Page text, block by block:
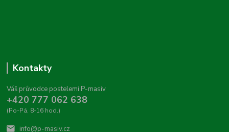
Kontakty
Váš průvodce postelemi P-masiv
+420 777 062 638
(Po-Pá, 8-16 hod.)
info@p-masiv.cz